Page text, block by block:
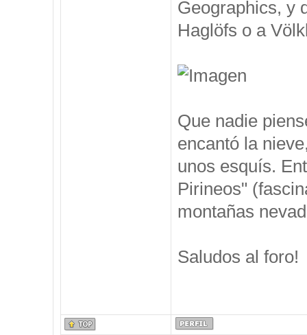
Geographics, y
Haglöfs o a
Que nadie
encantó la
unos esquís.
Pirineos"
montañas
Saludos al foro!